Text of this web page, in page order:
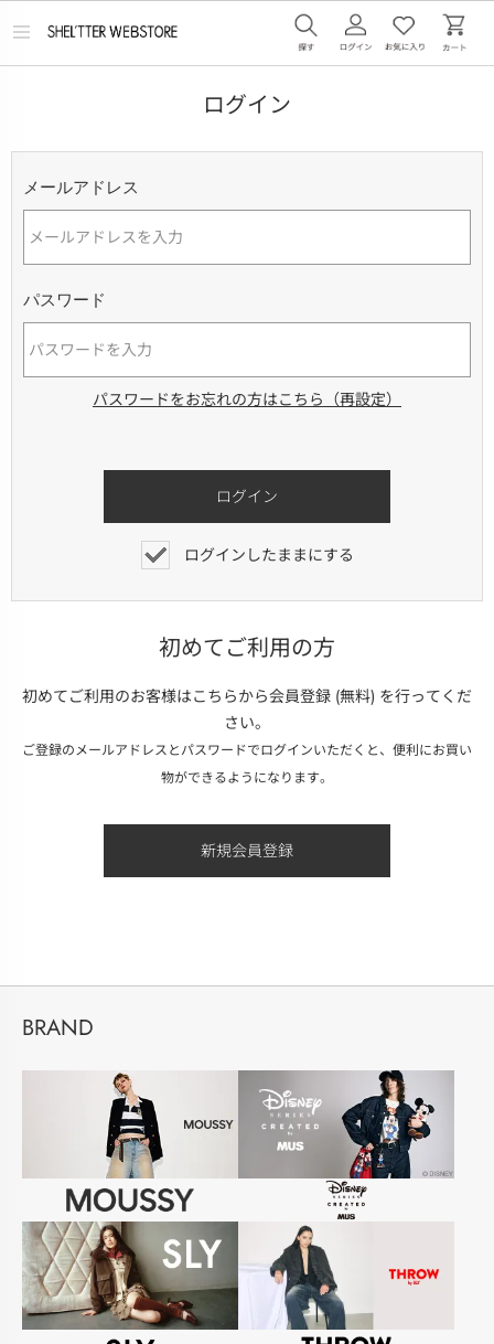
メ
ログイン
メールアドレス
パスワード
パスワードをお忘れの方はこちら（再設定）
ログインしたままにする
初めてご利用の方
初めてご利用のお客様はこちらから会員登録 (無料) を行ってくだ
さい。
ご登録のメールアドレスとパスワードでログインいただくと、便利にお買い
物ができるようになります。
BRAND